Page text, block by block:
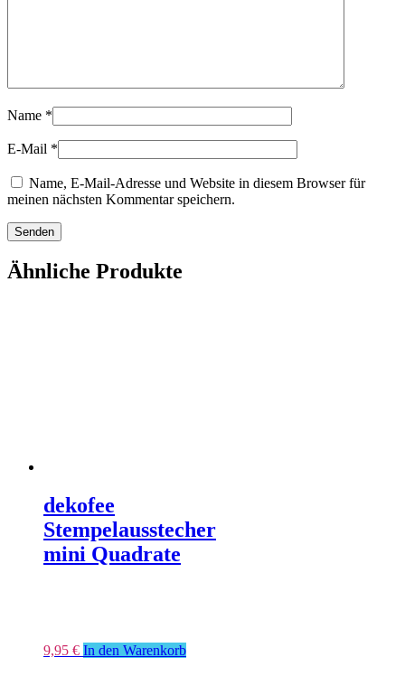
Name *
E-Mail *
Name, E-Mail-Adresse und Website in diesem Browser für
meinen nächsten Kommentar speichern.
Ähnliche Produkte
dekofee
Stempelausstecher
mini Quadrate
9,95 € In den Warenkorb